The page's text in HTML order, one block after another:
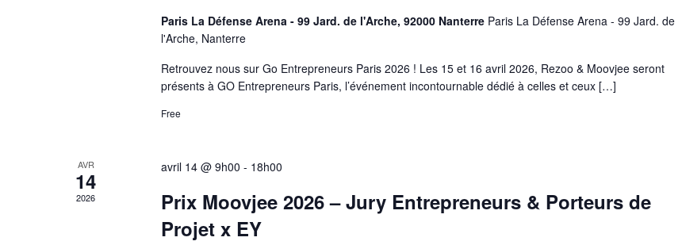
Paris La Défense Arena - 99 Jard. de l'Arche, 92000 Nanterre Paris La Défense Arena - 99 Jard. de
l'Arche, Nanterre
Retrouvez nous sur Go Entrepreneurs Paris 2026 ! Les 15 et 16 avril 2026, Rezoo & Moovjee seront
présents à GO Entrepreneurs Paris, l’événement incontournable dédié à celles et ceux […]
Free
AVR
14
2026
avril 14 @ 9h00 - 18h00
Prix Moovjee 2026 – Jury Entrepreneurs & Porteurs de
Projet x EY